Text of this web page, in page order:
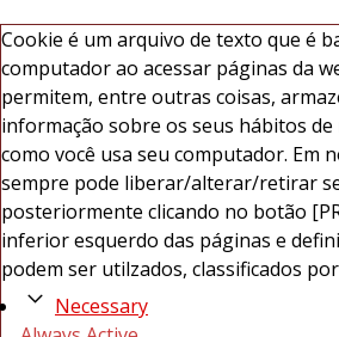
Cookie é um arquivo de texto que é
computador ao acessar páginas da
permitem, entre outras coisas,
informação sobre os seus hábitos de
como você usa seu computador. Em
sempre pode liberar/alterar/retirar
posteriormente clicando no botão
inferior esquerdo das páginas e
podem ser utilzados, classificados
Necessary